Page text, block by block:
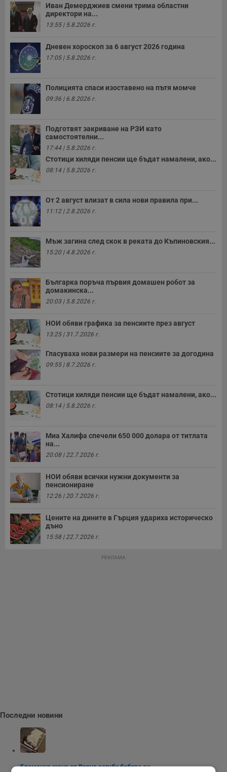
Иван Демерджиев смени трима областни
директори на...
13:55 | 5.8.2026 г.
Дневен хороскоп за 6 август 2026 година
17:05 | 5.8.2026 г.
Полицията спаси изоставено на пътя момче
09:36 | 6.8.2026 г.
Подготвят закриване на РЗИ като
самостоятелни...
17:44 | 5.8.2026 г.
Стотици хиляди пенсии ще бъдат намалени, ако...
08:14 | 5.8.2026 г.
От 2 август влизат в сила нови правила при...
11:12 | 2.8.2026 г.
Мъж загина след скок в реката до Къпиновския...
15:20 | 4.8.2026 г.
Българка поръча първия домашен робот за
домакинска...
20:03 | 5.8.2026 г.
НОИ обяви графика за пенсиите през август
13:25 | 31.7.2026 г.
Гласуваха нови размери на пенсиите за догодина
09:55 | 8.7.2026 г.
Стотици хиляди пенсии ще бъдат намалени, ако...
08:14 | 5.8.2026 г.
Миа Халифа спечели 650 000 долара от титлата
на...
20:08 | 22.7.2026 г.
НОИ обяви всички нужни документи за
пенсиониране
12:26 | 20.7.2026 г.
Цените на дините в Гърция удариха историческо
дъно
15:58 | 22.7.2026 г.
РЕКЛАМА
Последни новини
Бременна жена от Варна загуби бебето си